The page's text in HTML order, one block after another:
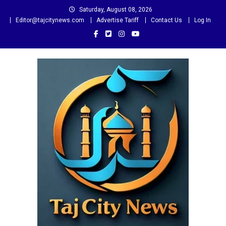
Saturday, August 08, 2026
Editor@tajcitynews.com
Advertise Tariff Contact Us Log In